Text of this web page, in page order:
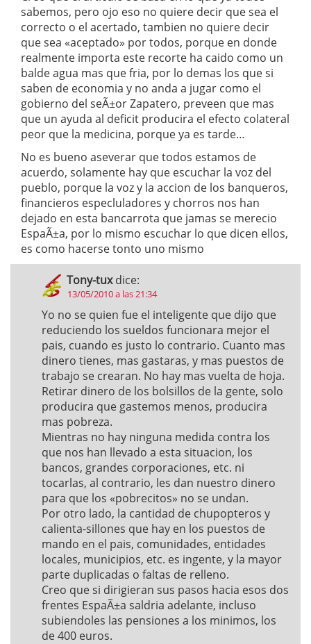
sabemos, pero ojo eso no quiere decir que sea el
correcto o el acertado, tambien no quiere decir
que sea «aceptado» por todos, porque en donde
realmente importa este recorte ha caido como un
balde agua mas que fria, por lo demas los que si
saben de economia y no anda a jugar como el
gobierno del seÃ±or Zapatero, preveen que mas
que un ayuda al deficit producira el efecto colateral
peor que la medicina, porque ya es tarde…
No es bueno aseverar que todos estamos de
acuerdo, solamente hay que escuchar la voz del
pueblo, porque la voz y la accion de los banqueros,
financieros especluladores y chorros nos han
dejado en esta bancarrota que jamas se merecio
EspaÃ±a, por lo mismo escuchar lo que dicen ellos,
es como hacerse tonto uno mismo
Tony-tux dice:
13/05/2010 a las 21:34
Yo no se quien fue el inteligente que dijo que
reduciendo los sueldos funcionara mejor el
pais, cuando es justo lo contrario. Cuanto mas
dinero tienes, mas gastaras, y mas puestos de
trabajo se crearan. No hay mas vuelta de hoja.
Retirar dinero de los bolsillos de la gente, solo
producira que gastemos menos, producira
mas pobreza.
Mientras no hay ninguna medida contra los
que nos han llevado a esta situacion, los
bancos, grandes corporaciones, etc. ni
tocarlas, al contrario, les dan nuestro dinero
para que los «pobrecitos» no se undan.
Por otro lado, la cantidad de chupopteros y
calienta-sillones que hay en los puestos de
mando en el pais, comunidades, entidades
locales, municipios, etc. es ingente, y la mayor
parte duplicadas o faltas de relleno.
Creo que si dirigieran sus pasos hacia esos dos
frentes EspaÃ±a saldria adelante, incluso
subiendoles las pensiones a los minimos, los
de 400 euros.